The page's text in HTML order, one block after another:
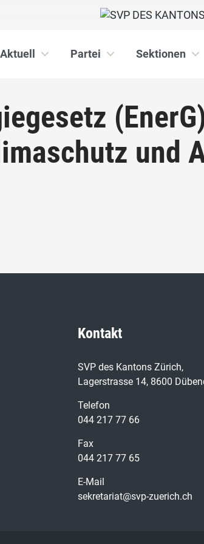
Aktuell Partei Sektionen
und
Kontakt
SVP des Kantons Zürich,
Lagerstrasse 14, 8600
Telefon
044 217 77 66
Fax
044 217 77 65
E-Mail
sekretariat@svp-zuerich.ch